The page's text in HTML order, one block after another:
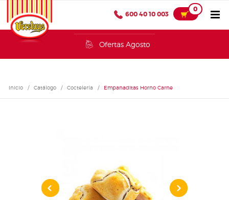
600 40 10 003
0
Ofertas Agosto
Inicio / Catálogo / Coctelería / Empanaditas Horno Carne